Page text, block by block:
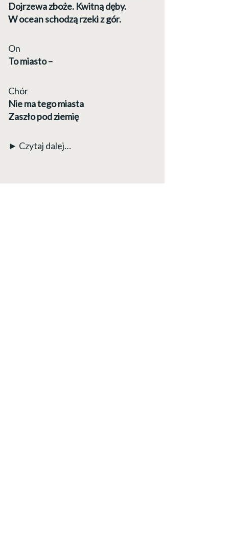
Dojrzewa zboże. Kwitną dęby.
W ocean schodzą rzeki z gór.
On
To miasto –
Chór
Nie ma tego miasta
Zaszło pod ziemię
► Czytaj dalej…